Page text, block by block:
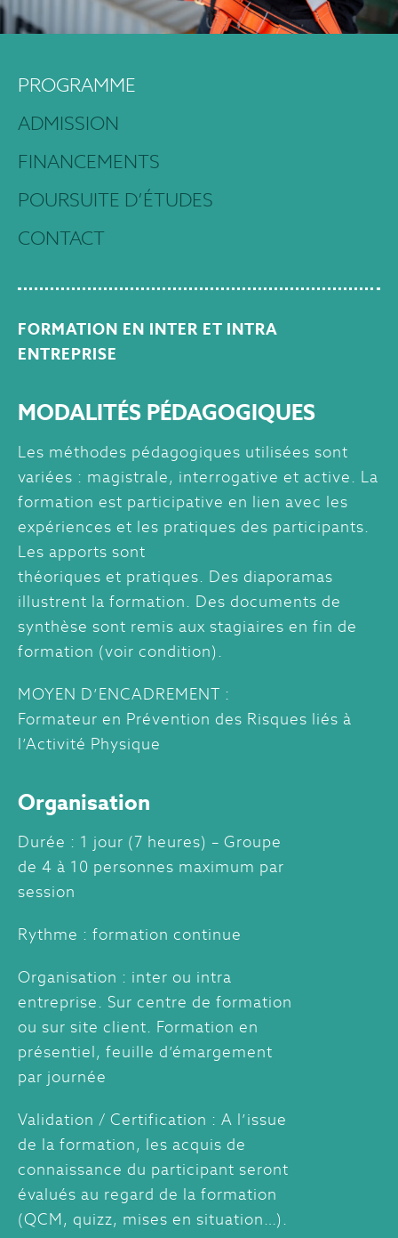
PROGRAMME
ADMISSION
FINANCEMENTS
POURSUITE D’ÉTUDES
CONTACT
FORMATION EN INTER ET INTRA
ENTREPRISE
MODALITÉS PÉDAGOGIQUES
Les méthodes pédagogiques utilisées sont
variées : magistrale, interrogative et active. La
formation est participative en lien avec les
expériences et les pratiques des participants.
Les apports sont
théoriques et pratiques. Des diaporamas
illustrent la formation. Des documents de
synthèse sont remis aux stagiaires en fin de
formation (voir condition).
MOYEN D’ENCADREMENT :
Formateur en Prévention des Risques liés à
l’Activité Physique
Organisation
Durée : 1 jour (7 heures) – Groupe
de 4 à 10 personnes maximum par
session
Rythme : formation continue
Organisation : inter ou intra
entreprise. Sur centre de formation
ou sur site client. Formation en
présentiel, feuille d’émargement
par journée
Validation / Certification : A l’issue
de la formation, les acquis de
connaissance du participant seront
évalués au regard de la formation
(QCM, quizz, mises en situation…).